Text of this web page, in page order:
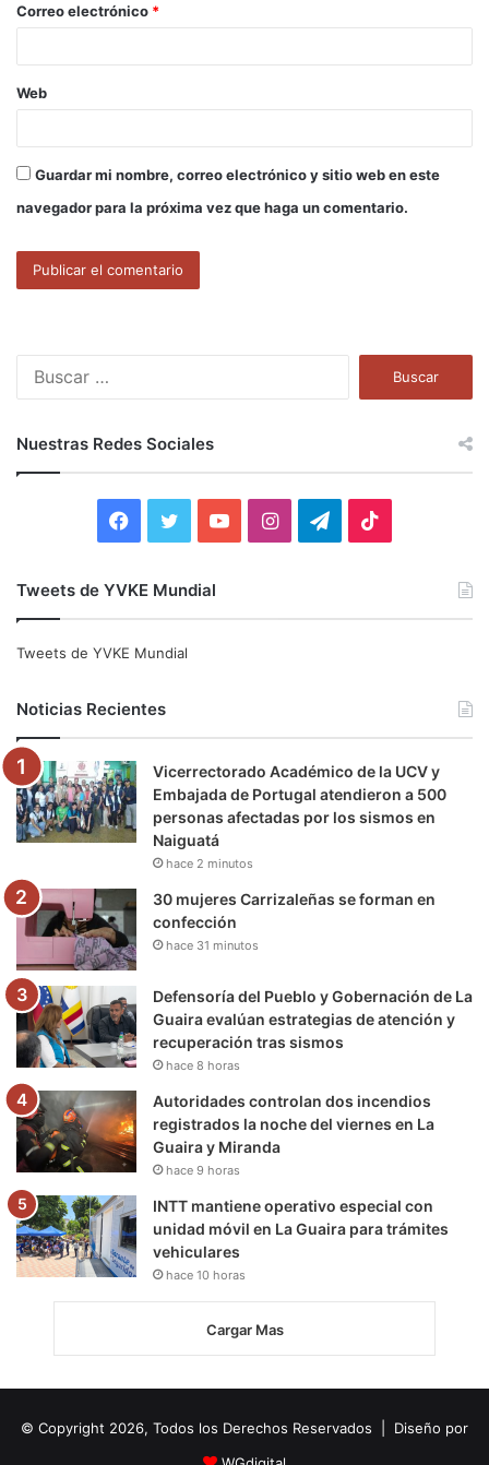
*
Correo electrónico *
Web
Guardar mi nombre, correo electrónico y sitio web en este
navegador para la próxima vez que haga un comentario.
r
:
Nuestras Redes Sociales
e
o
o
k
t
e
r
b
e
I
g
r
a
r
a
m
k
Tweets de YVKE Mundial
Tweets de YVKE Mundial
Noticias Recientes
Vicerrectorado Académico de la UCV y
Embajada de Portugal atendieron a 500
personas afectadas por los sismos en
Naiguatá
hace 2 minutos
30 mujeres Carrizaleñas se forman en
confección
hace 31 minutos
Defensoría del Pueblo y Gobernación de La
Guaira evalúan estrategias de atención y
recuperación tras sismos
hace 8 horas
Autoridades controlan dos incendios
registrados la noche del viernes en La
Guaira y Miranda
hace 9 horas
INTT mantiene operativo especial con
unidad móvil en La Guaira para trámites
vehiculares
hace 10 horas
Cargar Mas
© Copyright 2026, Todos los Derechos Reservados | Diseño por